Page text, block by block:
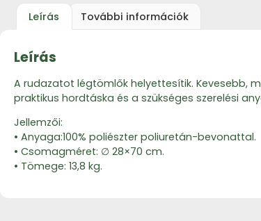
Leírás További információk
Leírás
A rudazatot légtömlők helyettesítik. Kevesebb,
praktikus hordtáska és a szükséges szerelési
Jellemzői:
• Anyaga:100% poliészter poliuretán-bevonattal.
• Csomagméret: ∅ 28×70 cm.
• Tömege: 13,8 kg.